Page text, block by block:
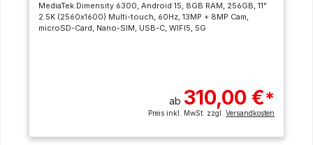
MediaTek Dimensity 6300, Android 15, 8GB RAM, 256GB, 11"
2.5K (2560x1600) Multi-touch, 60Hz, 13MP + 8MP Cam,
microSD-Card, Nano-SIM, USB-C, WIFI5, 5G
ab 310,00 €*
Preis inkl. MwSt. zzgl.Versandkosten